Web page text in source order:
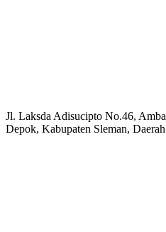
Jl. Laksda Adisucipto No.46,
Depok, Kabupaten Sleman,